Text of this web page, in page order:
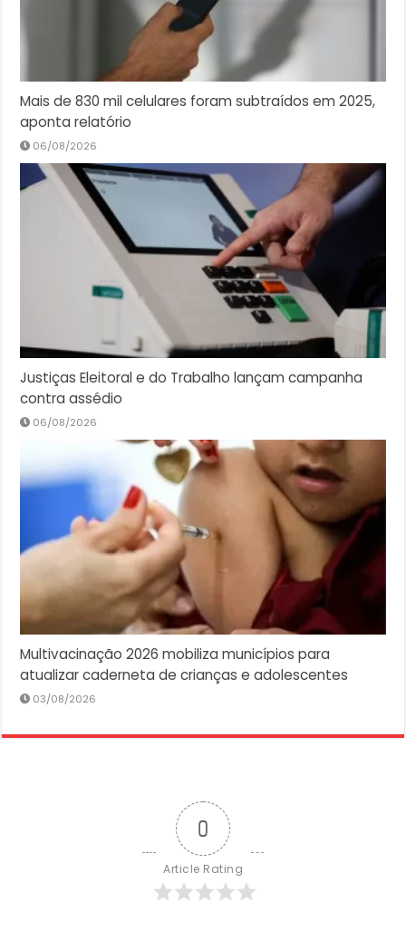
Mais de 830 mil celulares foram subtraídos em 2025,
aponta relatório
06/08/2026
Justiças Eleitoral e do Trabalho lançam campanha
contra assédio
06/08/2026
Multivacinação 2026 mobiliza municípios para
atualizar caderneta de crianças e adolescentes
03/08/2026
0
Article Rating